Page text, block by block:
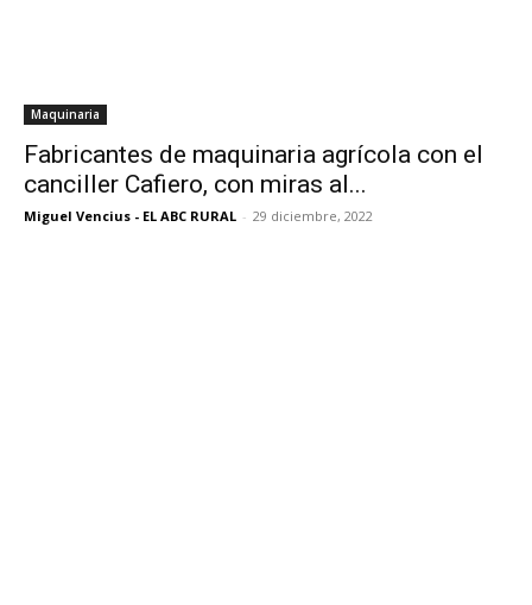
Maquinaria
Fabricantes de maquinaria agrícola con el
canciller Cafiero, con miras al...
Miguel Vencius - EL ABC RURAL - 29 diciembre, 2022